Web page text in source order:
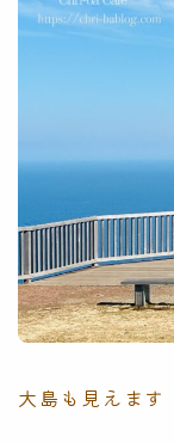
大島も見えます